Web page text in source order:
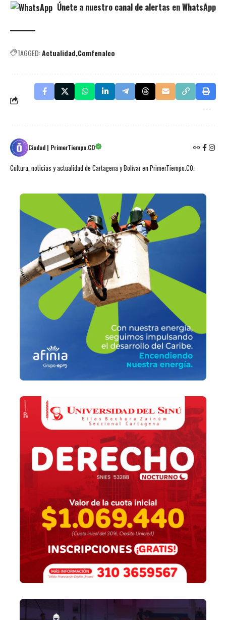
Únete a nuestro canal de alertas en WhatsApp
TAGGED:Actualidad Comfenalco
Ciudad | PrimerTiempo.CO
Cultura, noticias y actualidad de Cartagena y Bolívar en PrimerTiempo.CO.